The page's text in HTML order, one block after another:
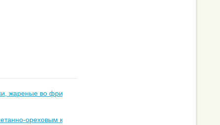
жареные во фритюре
ореховым кремом